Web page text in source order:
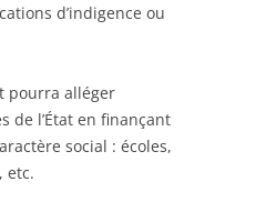
d’indigence ou
pourra alléger
de l’État en finançant
social : écoles,
etc.